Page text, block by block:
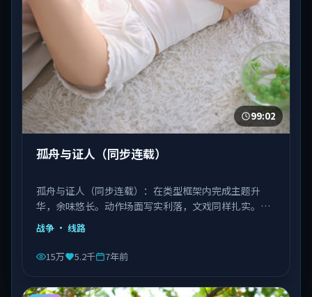
99:02
孤舟与证人（同步连载）
孤舟与证人（同步连载）：在类型框架内完成主题升
华，余味悠长。动作场面写实利落，文戏同样扎实。由
丹尼斯·维伦纽瓦执导，文淇、宋康昊、长泽雅美等主
演，越南出品，类型为战争。
战争 · 线路
15万 5.2千 7年前